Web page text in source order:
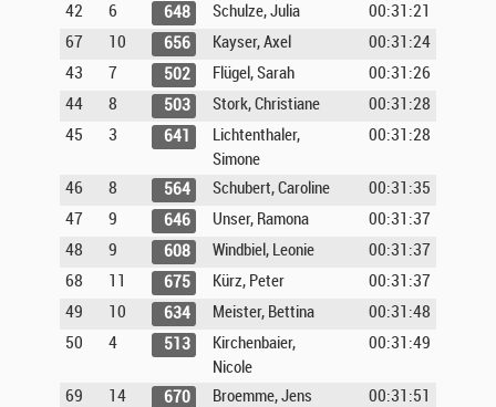
42
6 648 Schulze, Julia
00:31:21
67
10 656 Kayser, Axel
00:31:24
43
7 502 Flügel, Sarah
00:31:26
44
8 503 Stork, Christiane
00:31:28
45
3 641
Lichtenthaler,
Simone
00:31:28
46 8 564 Schubert, Caroline
00:31:35
47
9 646 Unser, Ramona
00:31:37
48
9 608 Windbiel, Leonie
00:31:37
68
11 675 Kürz, Peter
00:31:37
49
10 634 Meister, Bettina
00:31:48
50
4 513
Kirchenbaier,
Nicole
00:31:49
69 14 670 Broemme, Jens
00:31:51